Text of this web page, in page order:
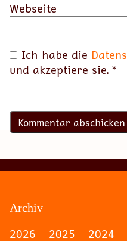
Webseite
Ich habe die
und akzeptiere sie. *
Archiv
2026 2025 2024